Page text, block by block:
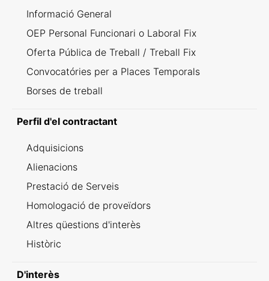
Informació General
OEP Personal Funcionari o Laboral Fix
Oferta Pública de Treball / Treball Fix
Convocatóries per a Places Temporals
Borses de treball
Perfil d'el contractant
Adquisicions
Alienacions
Prestació de Serveis
Homologació de proveïdors
Altres qüestions d'interès
Històric
D'interès